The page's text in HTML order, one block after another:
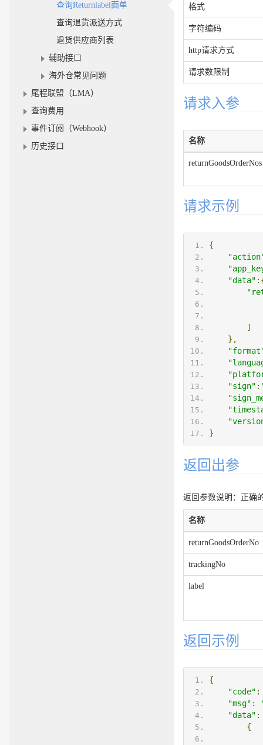
查询Returnlabel面单
查询退货派送方式
退货供应商列表
辅助接口
海外仓常见问题
尾程联盟（LMA）
查询费用
事件订阅（Webhook）
历史接口
格式
字符编码
http请求方式
请求数限制
请求入参
名称
returnGoodsOrderNos
请求示例
{
"data"
]
},
"sign" :
}
返回出参
返回参数说明：正确
名称
returnGoodsOrderNo
trackingNo
label
返回示例
{
"code" :
"msg" :
"data" :
{